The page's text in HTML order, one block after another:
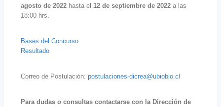
agosto de 2022 hasta el 12 de septiembre de 2022 a las
18:00 hrs.
Bases del Concurso
Resultado
Correo de Postulación: postulaciones-dicrea@ubiobio.cl
Para dudas o consultas contactarse con la Dirección de